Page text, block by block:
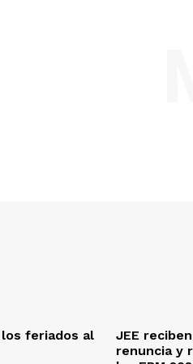
feriados al
JEE
renuncia y